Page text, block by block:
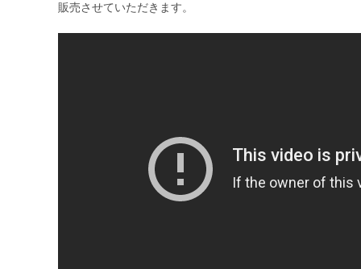
販売させていただきます。